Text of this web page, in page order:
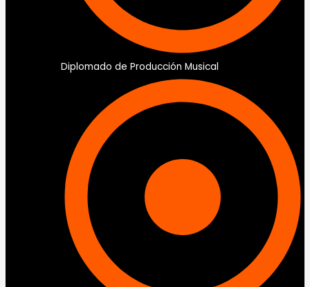
Diplomado de Producción Musical